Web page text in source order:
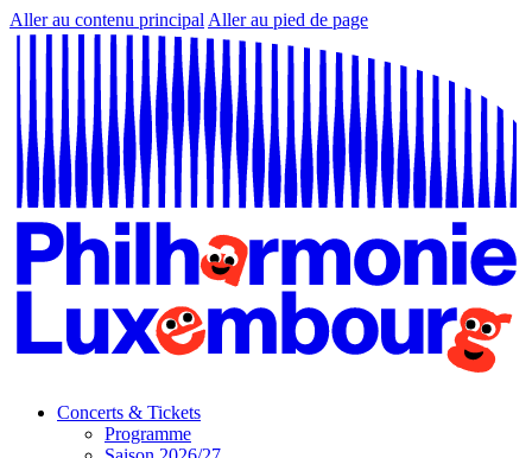
Aller au contenu principal Aller au pied de page
Concerts & Tickets
Programme